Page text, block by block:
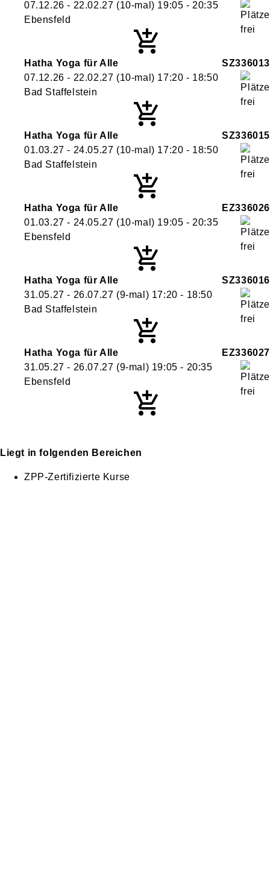
07.12.26 - 22.02.27 (10-mal) 19:05 - 20:35
Ebensfeld
Hatha Yoga für Alle
SZ336013
07.12.26 - 22.02.27 (10-mal) 17:20 - 18:50
Bad Staffelstein
Hatha Yoga für Alle
SZ336015
01.03.27 - 24.05.27 (10-mal) 17:20 - 18:50
Bad Staffelstein
Hatha Yoga für Alle
EZ336026
01.03.27 - 24.05.27 (10-mal) 19:05 - 20:35
Ebensfeld
Hatha Yoga für Alle
SZ336016
31.05.27 - 26.07.27 (9-mal) 17:20 - 18:50
Bad Staffelstein
Hatha Yoga für Alle
EZ336027
31.05.27 - 26.07.27 (9-mal) 19:05 - 20:35
Ebensfeld
Liegt in folgenden Bereichen
ZPP-Zertifizierte Kurse